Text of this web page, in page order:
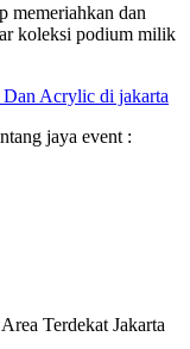
memeriahkan dan
koleksi podium milik
Acrylic di jakarta
jaya event :